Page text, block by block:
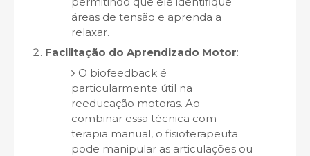
áreas de tensão e aprenda a
relaxar.
Facilitação do Aprendizado Motor:
O biofeedback é
particularmente útil na
reeducação motoras. Ao
combinar essa técnica com
terapia manual, o fisioterapeuta
pode manipular as articulações ou